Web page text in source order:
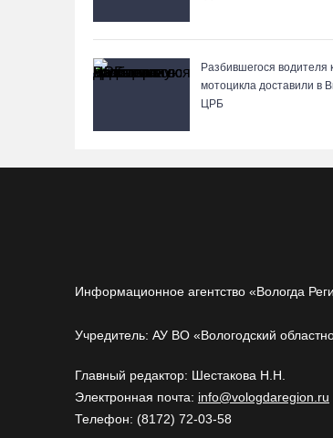
Разбившегося водителя
мотоцикла доставили в
ЦРБ
Информационное агентство «Вологда
Учредитель: АУ ВО «Вологодский
Главный редактор: Шестакова Н.Н.
Электронная почта: info@vologdaregion.ru
Телефон: (8172) 72-03-58